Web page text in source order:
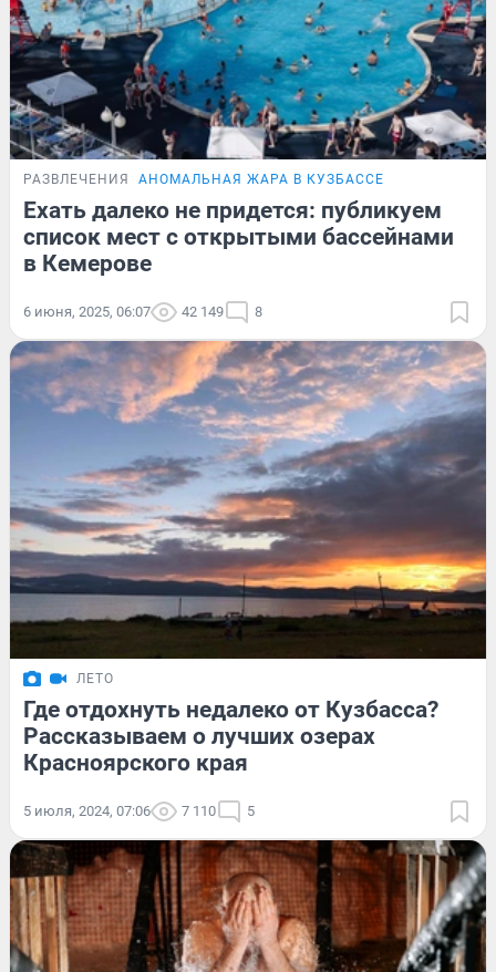
РАЗВЛЕЧЕНИЯ АНОМАЛЬНАЯ ЖАРА В КУЗБАССЕ
Ехать далеко не придется: публикуем
список мест с открытыми бассейнами
в Кемерове
6 июня, 2025, 06:07 42 149 8
ЛЕТО
Где отдохнуть недалеко от Кузбасса?
Рассказываем о лучших озерах
Красноярского края
5 июля, 2024, 07:06 7 110 5